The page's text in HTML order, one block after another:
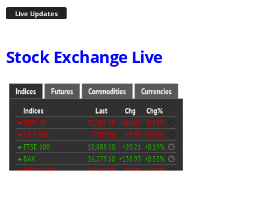
Live Updates
Stock Exchange Live